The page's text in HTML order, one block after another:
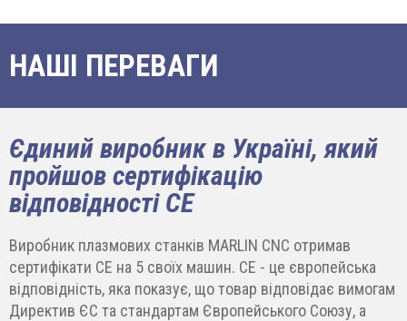
НАШІ ПЕРЕВАГИ
Єдиний виробник в Україні, який
пройшов сертифікацію
відповідності СЕ
Виробник плазмових станків MARLIN CNC отримав
сертифікати СЕ на 5 своїх машин. СЕ - це європейська
відповідність, яка показує, що товар відповідає вимогам
Директив ЄС та стандартам Європейського Союзу, а